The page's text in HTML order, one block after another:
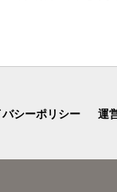
バシーポリシー 運